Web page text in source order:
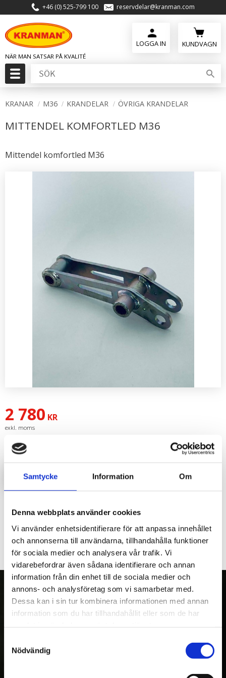
Samtycke Information Om
Denna webbplats använder cookies
Vi använder enhetsidentifierare för att anpassa innehållet
och annonserna till användarna, tillhandahålla funktioner
för sociala medier och analysera vår trafik. Vi
vidarebefordrar även sådana identifierare och annan
information från din enhet till de sociala medier och
annons- och analysföretag som vi samarbetar med.
Dessa kan i sin tur kombinera informationen med annan
information som du har tillhandahållit eller som de har
Nödvändig
Meny
+46 (0) 525-799 100 reservdelar@kranman.com
KUNDVAGN
KRANAR M36 KRANDELAR ÖVRIGA KRANDELAR
MITTENDEL KOMFORTLED M36
Mittendel komfortled M36
2 780 KR
Artikelnr KL-M36
LOGGA IN FÖR ATT HANDLA
Mittendel på komfortleden till M36 kran
OM OSS
maskiner och tillbehör för fyrhjulingar,